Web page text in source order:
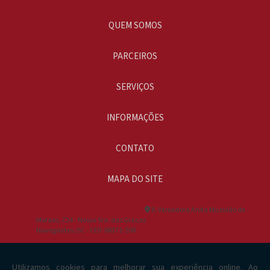
Gerador a diesel trifásico 75 kva 220v
Gerador de energia 55kva a venda
Gerador de energia a diesel 70kva
QUEM SOMOS
PARCEIROS
SERVIÇOS
INFORMAÇÕES
CONTATO
MAPA DO SITE
R. Vereadora Anita Muzulão de
Moraes, 724 - Nossa Sra. das Gracas
Navegantes /SC - CEP: 88371-208